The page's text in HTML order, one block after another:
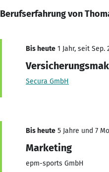
Berufserfahrung von
Bis heute 1 Jahr, seit Sep.
Secura GmbH
Bis heute 5 Jahre und 7
Marketing
epm-sports GmbH